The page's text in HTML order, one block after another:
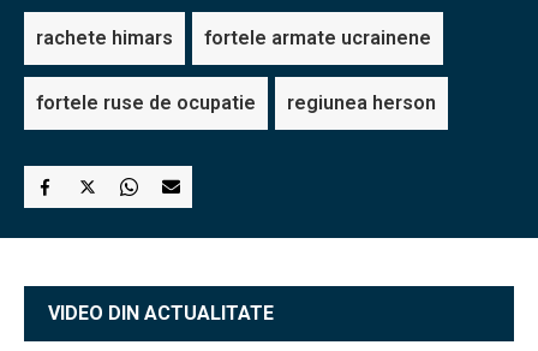
rachete himars fortele armate ucrainene
fortele ruse de ocupatie regiunea herson
VIDEO DIN ACTUALITATE